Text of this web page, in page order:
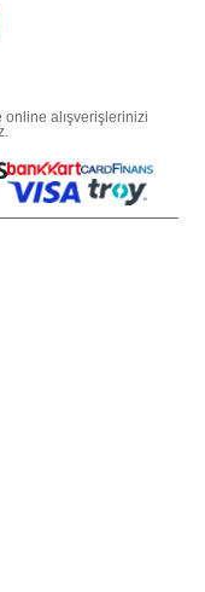
online alışverişlerinizi